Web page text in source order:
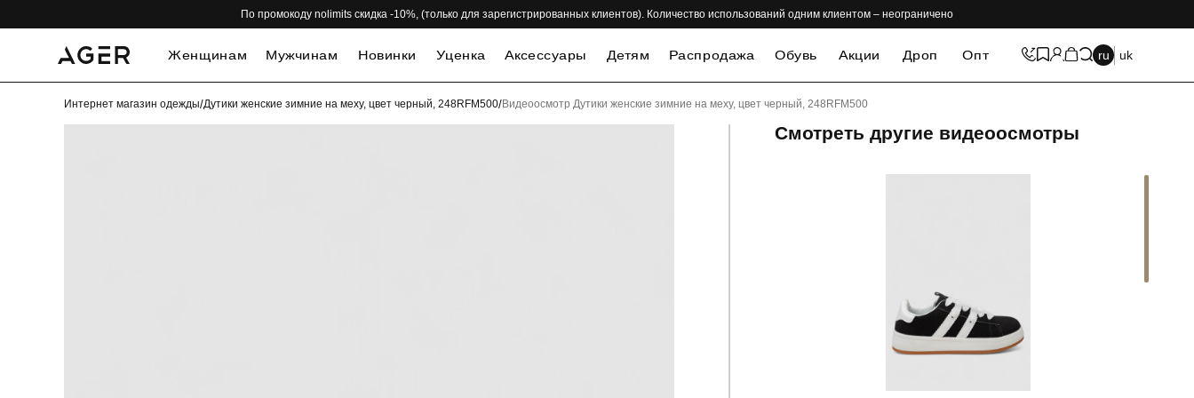
По промокоду nolimits скидка -10%, (только для зарегистрированных клиентов). Количество использований одним клиентом – неограничено
Женщинам Мужчинам Новинки Уценка Аксессуары Детям Распродажа Обувь Акции Дроп Опт ru uk
Интернет магазин одежды/Дутики женские зимние на меху, цвет черный, 248RFM500/Видеоосмотр Дутики женские зимние на меху, цвет черный, 248RFM500
Смотреть другие видеоосмотры